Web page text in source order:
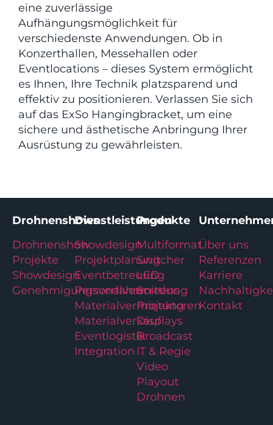
eine zuverlässige
Aufhängungsmöglichkeit für
verschiedenste Anwendungen. Ob in
Konzerthallen, Messehallen oder
Eventlocations – dieses System ermöglicht
es Ihnen, Ihre Technik platzsparend und
effektiv zu positionieren. Verlassen Sie sich
auf das ExSo Hangingbracket, um eine
sichere und ästhetische Anbringung Ihrer
Ausrüstung zu gewährleisten.
Drohnenshows
Drohnenshow
Projekte
Showdesign
Genehmigungsverfahren
Dienstleistungen
Showdesign
Projektplanung
Eventbetreuung
Personalvermittlung
Materialvermietung
Materialverkauf
Eventlogistik
Integration
Produkte
Multiformat
Switcher
LED
Screens
Projektoren
Displays
Broadcast
IT & Regie
Video
Playout
Drohnen
Über uns
Referenzen
Karriere
Kontakt